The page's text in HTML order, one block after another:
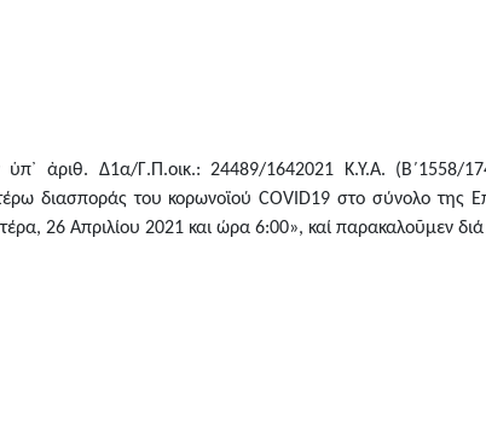
ἀριθ. Δ1α/Γ.Π.οικ.: 24489/1642021 Κ.Υ.Α. (Β΄1558/
διασποράς του κορωνοϊού COVID19 στο σύνολο της
26 Απριλίου 2021 και ώρα 6:00», καί παρακαλοῦμεν